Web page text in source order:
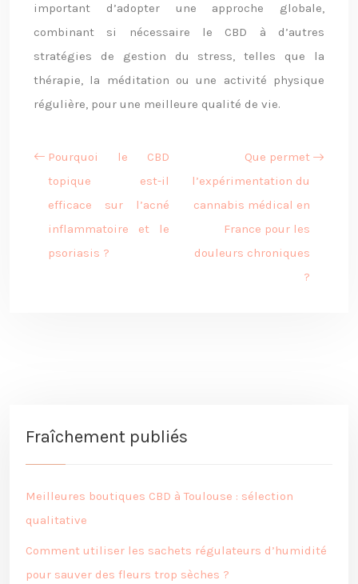
important d’adopter une approche globale,
combinant si nécessaire le CBD à d’autres
stratégies de gestion du stress, telles que la
thérapie, la méditation ou une activité physique
régulière, pour une meilleure qualité de vie.
Pourquoi le CBD
topique est-il
efficace sur l’acné
inflammatoire et le
psoriasis ?
Que permet
l’expérimentation du
cannabis médical en
France pour les
douleurs chroniques
?
Fraîchement publiés
Meilleures boutiques CBD à Toulouse : sélection
qualitative
Comment utiliser les sachets régulateurs d’humidité
pour sauver des fleurs trop sèches ?